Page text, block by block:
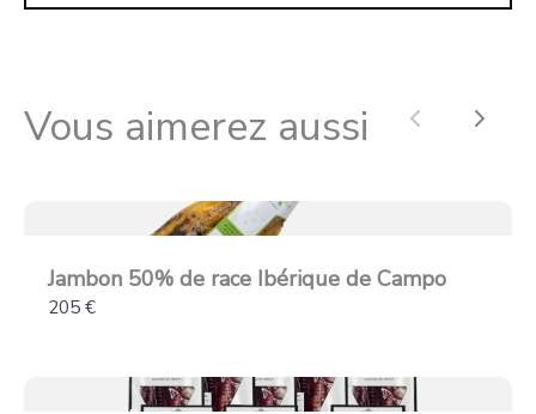
Vous aimerez aussi
Jambon 50% de race Ibérique de Campo
205 €